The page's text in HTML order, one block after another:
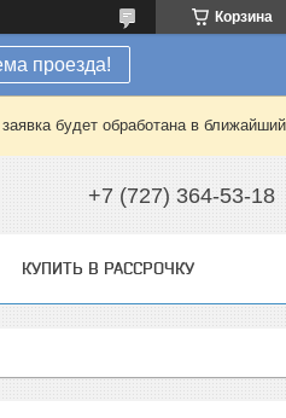
Корзина
проезда!
будет обработана в
+7 (727) 364-53-18
КУПИТЬ В РАССРОЧКУ